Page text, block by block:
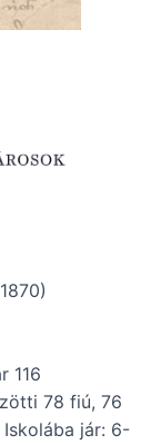
116
78 fiú, 76
jár: 6-